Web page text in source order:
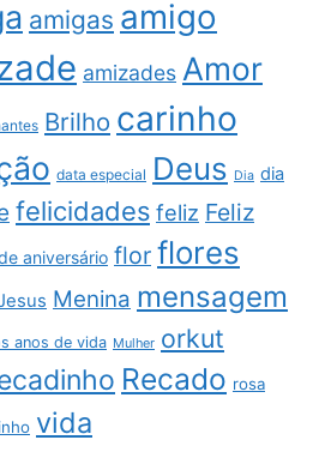
amigas amigo
amizades Amor
Brilho carinho
data especial Deus Dia dia
felicidades feliz Feliz
aniversário flor flores
Menina mensagem
anos de vida Mulher orkut
Recado rosa
vida